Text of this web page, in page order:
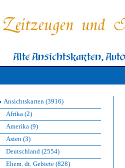
Ansichtskarten (3916)
Afrika (2)
Amerika (9)
Asien (3)
Deutschland (2554)
Ehem. dt. Gebiete (828)